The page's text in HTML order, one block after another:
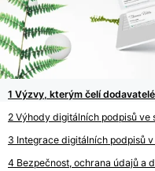
Výzvy, kterým čelí
Výhody digitálních podpisů
Integrace digitálních podpisů
Bezpečnost, ochrana údajů a